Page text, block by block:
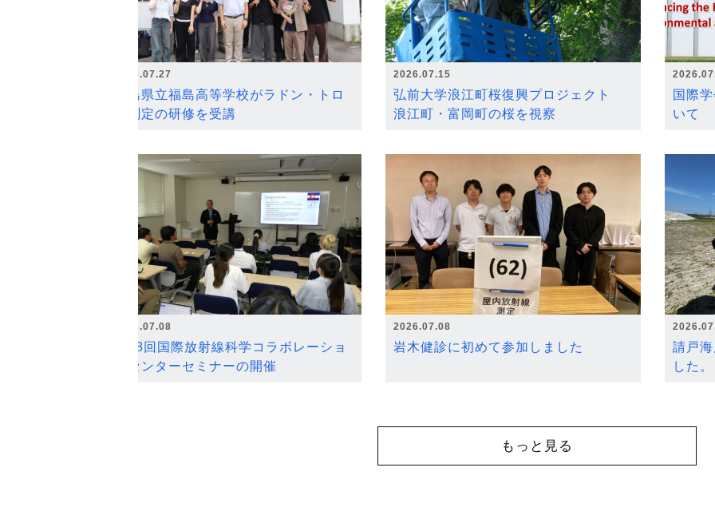
2026.07.27
福島県立福島高等学校がラドン・トロ
ン測定の研修を受講
2026.07.15
弘前大学浪江町桜復興プロジェクト
浪江町・富岡町の桜を視察
国際
いて
2026.07.08
第18回国際放射線科学コラボレーショ
ンセンターセミナーの開催
2026.07.08
岩木健診に初めて参加しました
請戸
した。
もっと見る